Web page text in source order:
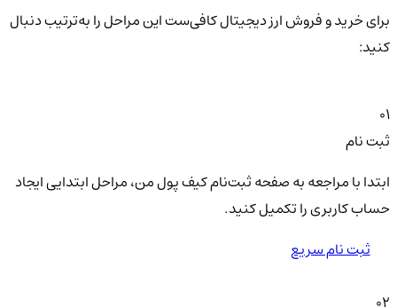
برای خرید و فروش ارز دیجیتال کافی‌ست این مراحل را به‌ترتیب دنبال
کنید:
01
ثبت نام
ابتدا با مراجعه به صفحه ثبت‌نام کیف‌ پول من، مراحل ابتدایی ایجاد
حساب کاربری را تکمیل کنید.
ثبت نام سریع